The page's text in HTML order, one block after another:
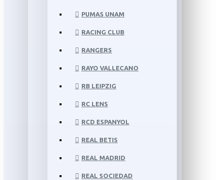
PUMAS UNAM
RACING CLUB
RANGERS
RAYO VALLECANO
RB LEIPZIG
RC LENS
RCD ESPANYOL
REAL BETIS
REAL MADRID
REAL SOCIEDAD